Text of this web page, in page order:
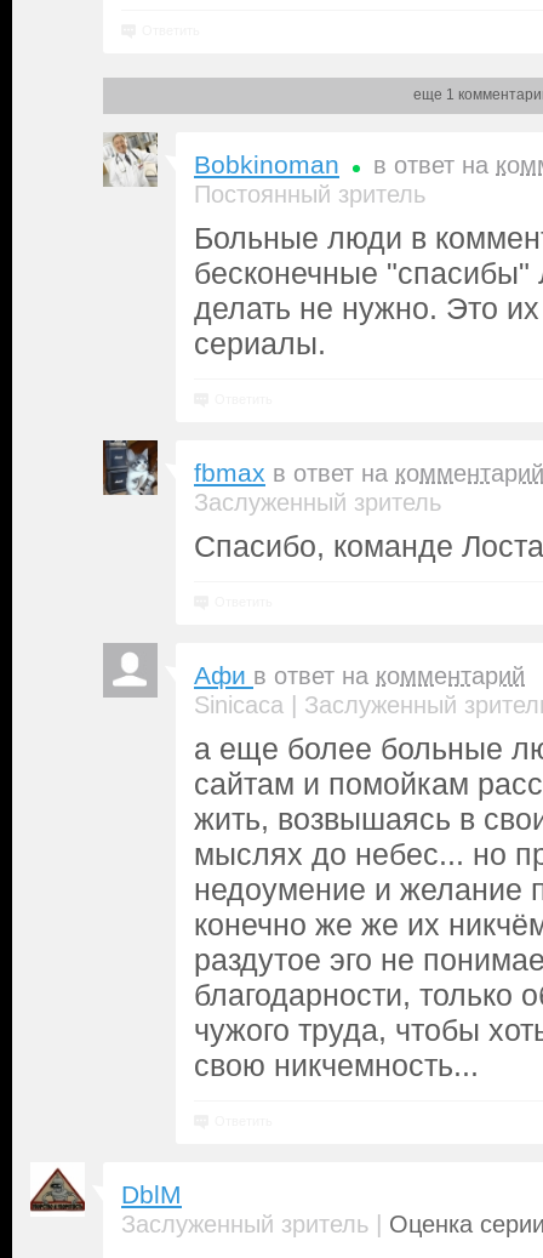
еще 1
Bobkinoman в ответ на
Постоянный зритель
Больные люди в
бесконечные "спасибы"
делать не нужно. Это
сериалы.
fbmax в ответ на комментарий
Заслуженный зритель
Спасибо, команде
Афи в ответ на комментарий
Sinicaca | Заслуженный
а еще более больные
сайтам и помойкам
жить, возвышаясь в
мыслях до небес... но
недоумение и желание
конечно же же их
раздутое эго не
благодарности, только
чужого труда, чтобы
свою никчемность...
DblM
Заслуженный зритель | Оценка